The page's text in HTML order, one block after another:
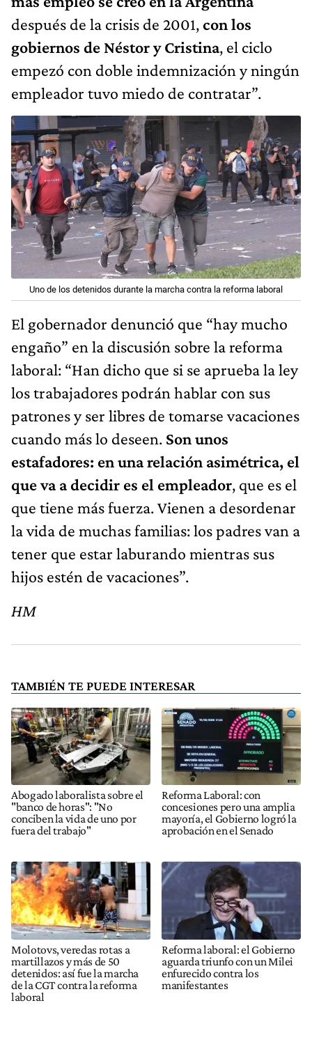
después de la crisis de 2001,con los
gobiernos de Néstor y Cristina, el ciclo
empezó con doble indemnización y ningún
empleador tuvo miedo de contratar”.
Uno de los detenidos durante la marcha contra la reforma laboral
El gobernador denunció que “hay mucho
engaño” en la discusión sobre la reforma
laboral: “Han dicho que si se aprueba la ley
los trabajadores podrán hablar con sus
patrones y ser libres de tomarse vacaciones
cuando más lo deseen. Son unos
estafadores: en una relación asimétrica, el
que va a decidir es el empleador, que es el
que tiene más fuerza. Vienen a desordenar
la vida de muchas familias: los padres van a
tener que estar laburando mientras sus
hijos estén de vacaciones”.
HM
TAMBIÉN TE PUEDE INTERESAR
Abogado laboralista sobre el
"banco de horas": "No
conciben la vida de uno por
fuera del trabajo"
Reforma Laboral: con
concesiones pero una amplia
mayoría, el Gobierno logró la
aprobación en el Senado
Molotovs, veredas rotas a
martillazos y más de 50
detenidos: así fue la marcha
de la CGT contra la reforma
laboral
Reforma laboral: el Gobierno
aguarda triunfo con un Milei
enfurecido contra los
manifestantes